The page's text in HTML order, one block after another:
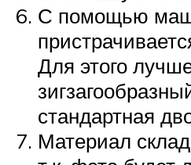
С помощью
Для этого
стандартная
Материал